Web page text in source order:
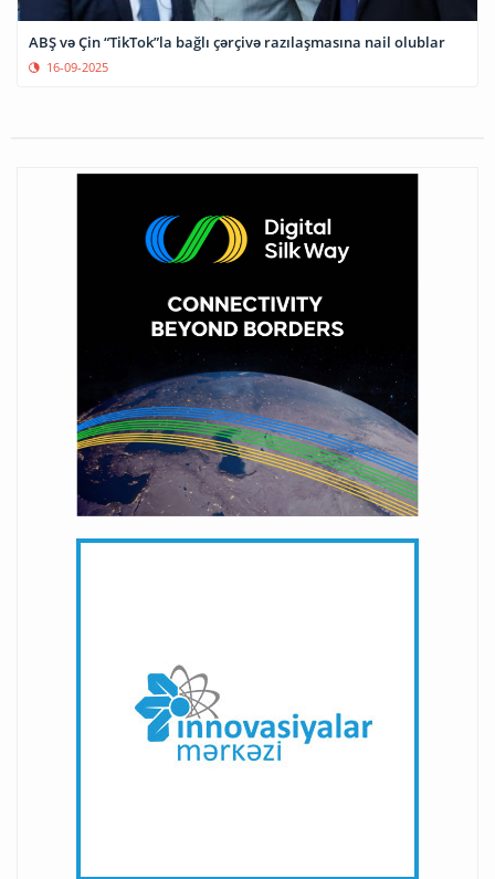
ABŞ və Çin “TikTok”la bağlı çərçivə razılaşmasına nail olublar
16-09-2025